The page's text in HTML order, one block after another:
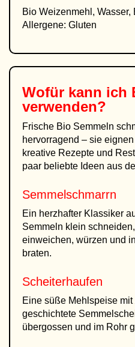
Bio Weizenmehl,
Allergene: Gluten
Wofür kann ich
verwenden?
Frische Bio Semmeln
hervorragend – sie
kreative Rezepte und
paar beliebte Ideen aus
Semmelschmarrn
Ein herzhafter Klassiker
Semmeln klein
einweichen, würzen und
braten.
Scheiterhaufen
Eine süße Mehlspeise
geschichtete
übergossen und im Rohr